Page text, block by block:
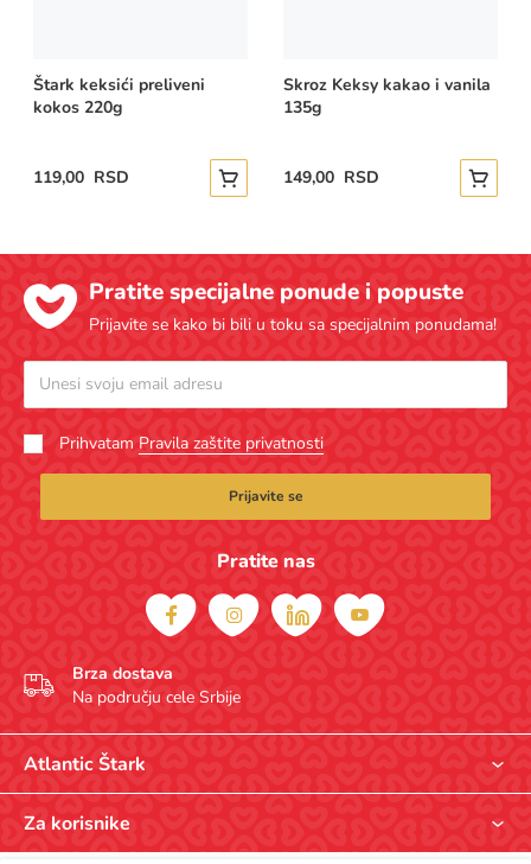
Štark keksići preliveni
kokos 220g
119,00 RSD Dodajte u korpu
Skroz Keksy kakao i vanila
135g
149,00 RSD
Pratite specijalne ponude i popuste
Prijavite se kako bi bili u toku sa specijalnim ponudama!
Prihvatam Pravila zaštite privatnosti
Prijavite se
Atlantic Štark
Za korisnike
Pratite nas
Brza dostava
Na području cele Srbije